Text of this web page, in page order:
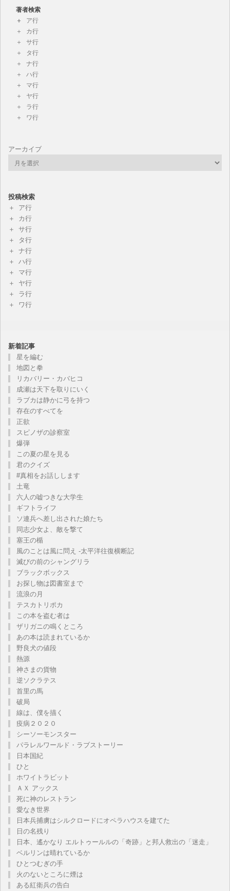
著者検索
ア行
カ行
サ行
タ行
ナ行
ハ行
マ行
ヤ行
ラ行
ワ行
アーカイブ
投稿検索
ア行
カ行
サ行
タ行
ナ行
ハ行
マ行
ヤ行
ラ行
ワ行
新着記事
星を編む
地図と拳
リカバリー・カバヒコ
成瀬は天下を取りにいく
ラブカは静かに弓を持つ
存在のすべてを
正欲
スピノザの診察室
爆弾
この夏の星を見る
君のクイズ
#真相をお話しします
土竜
六人の嘘つきな大学生
ギフトライフ
ソ連兵へ差し出された娘たち
同志少女よ、敵を撃て
塞王の楯
風のことは風に問え -太平洋往復横断記
滅びの前のシャングリラ
ブラックボックス
お探し物は図書室まで
流浪の月
テスカトリポカ
この本を盗む者は
ザリガニの鳴くところ
あの本は読まれているか
野良犬の値段
熱源
神さまの貨物
逆ソクラテス
首里の馬
破局
線は、僕を描く
疫病２０２０
シーソーモンスター
パラレルワールド・ラブストーリー
日本国紀
ひと
ホワイトラビット
ＡＸ アックス
死に神のレストラン
愛なき世界
日本兵捕虜はシルクロードにオペラハウスを建てた
日の名残り
日本、遙かなり エルトゥールルの「奇跡」と邦人救出の「迷走」
ベルリンは晴れているか
ひとつむぎの手
火のないところに煙は
ある紅衛兵の告白